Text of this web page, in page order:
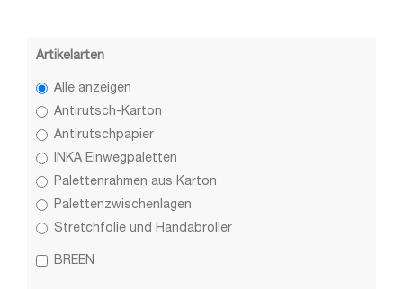
Artikelarten
Alle anzeigen
Antirutsch-Karton
Antirutschpapier
INKA Einwegpaletten
Palettenrahmen aus Karton
Palettenzwischenlagen
Stretchfolie und Handabroller
BREEN